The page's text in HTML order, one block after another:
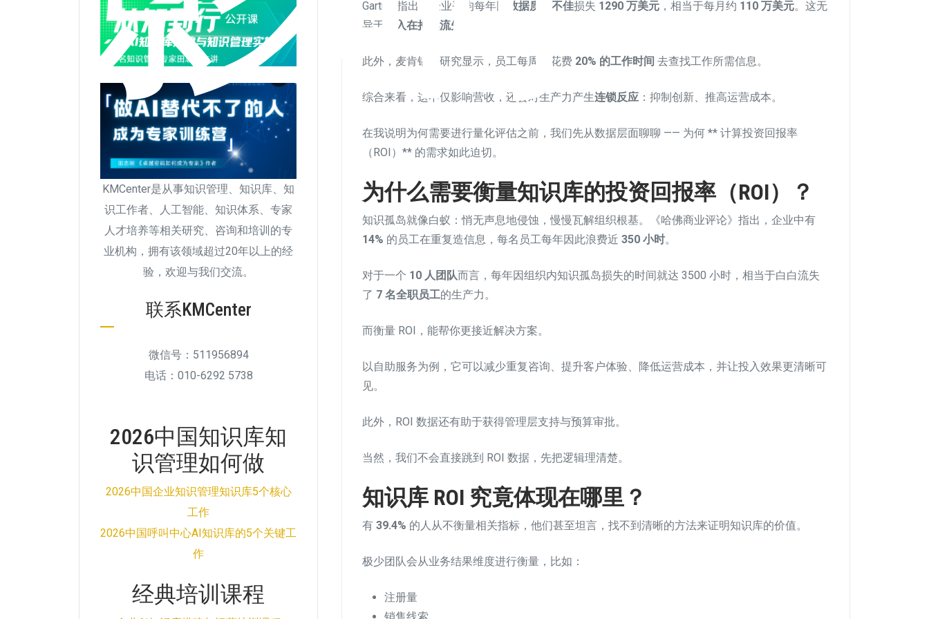
Gartner指出，企业平均每年因 数据质量不佳损失 1290 万美元 ，相当于每月约 110 万美元。这无
异于
收入在持续流失
此外，麦肯锡的研究显示，员工每周要花费 20% 的工作时间 去查找工作所需信息。
综合来看，这不仅影响营收，还会对生产力产生连锁反应 ：抑制创新、推高运营成本。
在我说明为何需要进行量化评估之前，我们先从数据层面聊聊 —— 为何 ** 计算投资回报率
（ROI）** 的需求如此迫切。
为什么需要衡量知识库的投资回报率（ROI）？
知识孤岛就像白蚁：悄无声息地侵蚀，慢慢瓦解组织根基。《哈佛商业评论》指出，企业中有
14% 的员工在重复造信息，每名员工每年因此浪费近 350 小时。
对于一个 10 人团队而言，每年因组织内知识孤岛损失的时间就达 3500 小时，相当于白白流失
了 7 名全职员工的生产力。
而衡量 ROI，能帮你更接近解决方案。
以自助服务为例，它可以减少重复咨询、提升客户体验、降低运营成本，并让投入效果更清晰可
见。
此外，ROI 数据还有助于获得管理层支持与预算审批。
当然，我们不会直接跳到 ROI 数据，先把逻辑理清楚。
知识库 ROI 究竟体现在哪里？
有 39.4% 的人从不衡量相关指标，他们甚至坦言，找不到清晰的方法来证明知识库的价值。
极少团队会从业务结果维度进行衡量，比如：
注册量
KMCenter是从事知识管理、知识库、知
识工作者、人工智能、知识体系、专家
人才培养等相关研究、咨询和培训的专
业机构，拥有该领域超过20年以上的经
验，欢迎与我们交流。
联系KMCenter
微信号：511956894
电话：010-6292 5738
2026中国知识库知
识管理如何做
2026中国企业知识管理知识库5个核心
工作
2026中国呼叫中心AI知识库的5个关键工
作
经典培训课程